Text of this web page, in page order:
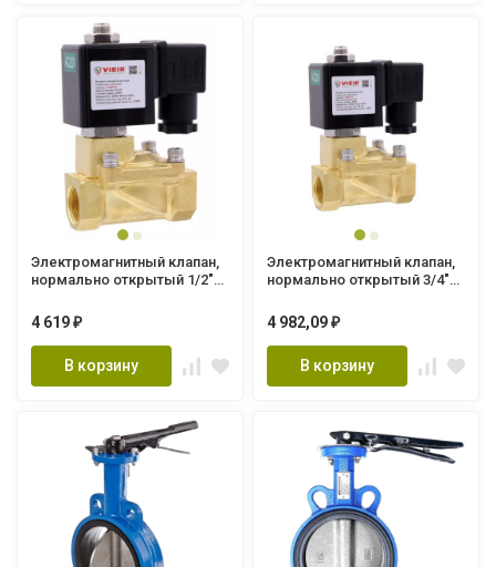
Электромагнитный клапан,
нормально открытый 1/2"
4 619 ₽
В корзину
Электромагнитный клапан,
нормально открытый 3/4"
4 982,09 ₽
В корзину